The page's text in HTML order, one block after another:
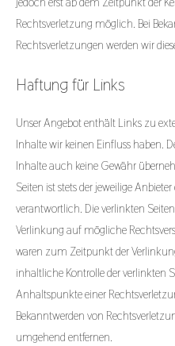
Rechtsverletzung möglich. Bei
Rechtsverletzungen werden wir
Haftung für Links
Unser Angebot enthält Links zu
Inhalte wir keinen Einfluss haben.
Inhalte auch keine Gewähr
Seiten ist stets der jeweilige
verantwortlich. Die verlinkten
Verlinkung auf mögliche
waren zum Zeitpunkt der
inhaltliche Kontrolle der verlinkten
Anhaltspunkte einer
Bekanntwerden von
umgehend entfernen.